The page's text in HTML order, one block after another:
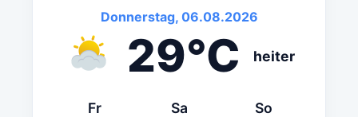
Donnerstag, 06.08.2026
29°C heiter
Fr Sa So